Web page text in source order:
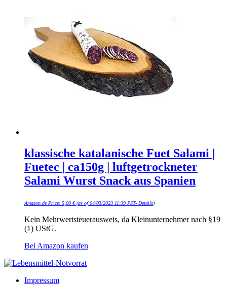
klassische katalanische Fuet Salami |
Fuetec | ca150g | luftgetrockneter
Salami Wurst Snack aus Spanien
Amazon.de Price: 5,00 €(as of 04/03/2023 11:39 PST- Details)
Kein Mehrwertsteuerausweis, da Kleinunternehmer nach §19
(1) UStG.
Bei Amazon kaufen
Impressum